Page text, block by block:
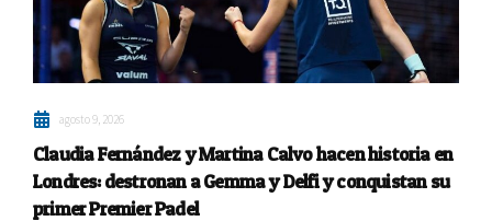
agosto 9, 2026
Claudia Fernández y Martina Calvo hacen historia en
Londres: destronan a Gemma y Delfi y conquistan su
primer Premier Padel